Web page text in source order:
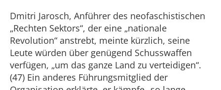
Dmitri Jarosch, Anführer des neofaschistischen
„Rechten Sektors“, der eine „nationale
Revolution“ anstrebt, meinte kürzlich, seine
Leute würden über genügend Schusswaffen
verfügen, „um das ganze Land zu verteidigen“.
(47) Ein anderes Führungsmitglied der